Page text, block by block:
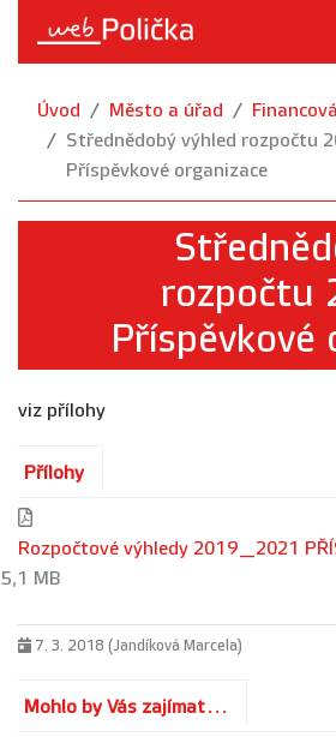
Úvod Město a úřad
Střednědobý výhled rozpočtu
Příspěvkové organizace
rozpočtu
Příspěvkové
viz přílohy
Přílohy
Rozpočtové výhledy 2019_2021
5,1 MB
7. 3. 2018 (Jandíková Marcela)
Mohlo by Vás zajímat...